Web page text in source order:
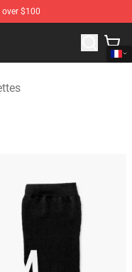
$100
Store